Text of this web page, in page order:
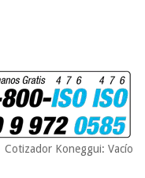
Cotizador Koneggui: Vacío